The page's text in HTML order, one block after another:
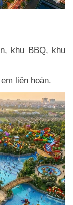
khu BBQ, khu
liên hoàn.